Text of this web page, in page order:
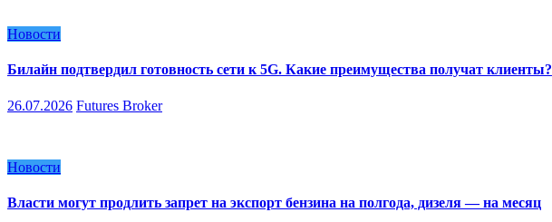
Новости
Билайн подтвердил готовность сети к 5G. Какие преимущества получат клиенты?
26.07.2026 Futures Broker
Новости
Власти могут продлить запрет на экспорт бензина на полгода, дизеля — на месяц